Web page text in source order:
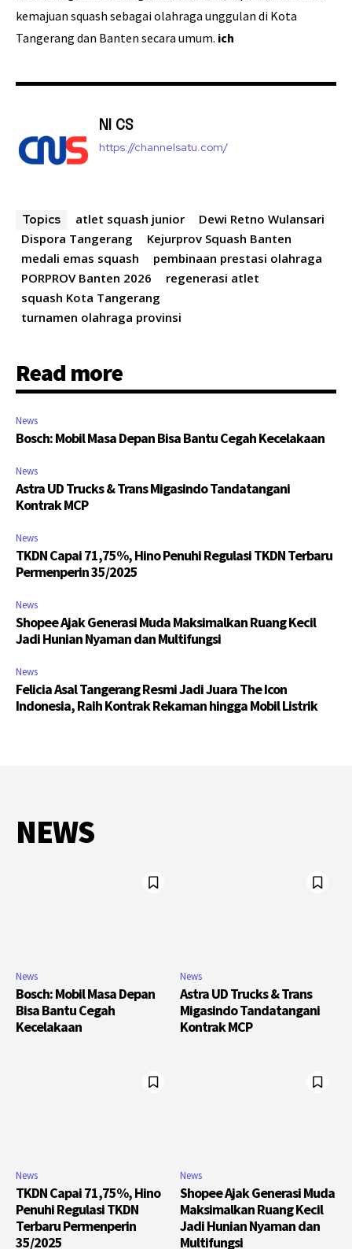
kemajuan squash sebagai olahraga unggulan di Kota
Tangerang dan Banten secara umum. ich
NI CS
https://channelsatu.com/
Topics atlet squash junior
Dewi Retno Wulansari
Dispora Tangerang
Kejurprov Squash Banten
medali emas squash
pembinaan prestasi olahraga
PORPROV Banten 2026
regenerasi atlet
squash Kota Tangerang
turnamen olahraga provinsi
Read more
News
Bosch: Mobil Masa Depan Bisa Bantu Cegah Kecelakaan
News
Astra UD Trucks & Trans Migasindo Tandatangani
Kontrak MCP
News
TKDN Capai 71,75%, Hino Penuhi Regulasi TKDN Terbaru
Permenperin 35/2025
News
Shopee Ajak Generasi Muda Maksimalkan Ruang Kecil
Jadi Hunian Nyaman dan Multifungsi
News
Felicia Asal Tangerang Resmi Jadi Juara The Icon
Indonesia, Raih Kontrak Rekaman hingga Mobil Listrik
NEWS
News
Bosch: Mobil Masa Depan
Bisa Bantu Cegah
Kecelakaan
News
Astra UD Trucks & Trans
Migasindo Tandatangani
Kontrak MCP
News
TKDN Capai 71,75%, Hino
Penuhi Regulasi TKDN
Terbaru Permenperin
35/2025
News
Shopee Ajak Generasi Muda
Maksimalkan Ruang Kecil
Jadi Hunian Nyaman dan
Multifungsi